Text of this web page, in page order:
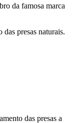
da famosa marca
presas naturais.
das presas a